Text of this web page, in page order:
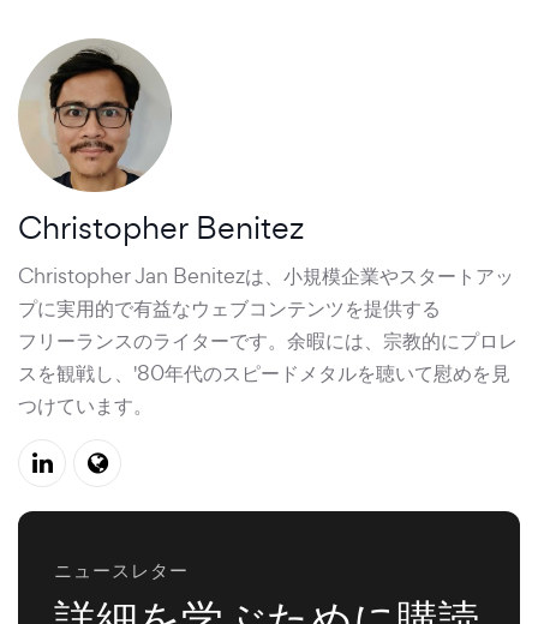
Christopher Benitez
Christopher Jan Benitezは、小規模企業やスタートアッ
プに実用的で有益なウェブコンテンツを提供する
フリーランスのライターです。余暇には、宗教的にプロレ
スを観戦し、'80年代のスピードメタルを聴いて慰めを見
つけています。
ニュースレター